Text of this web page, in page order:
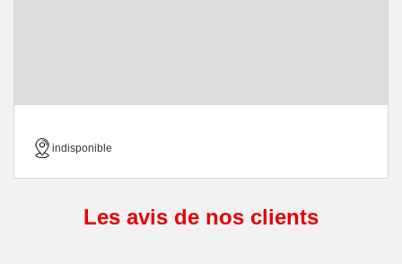
indisponible
Les avis de nos clients